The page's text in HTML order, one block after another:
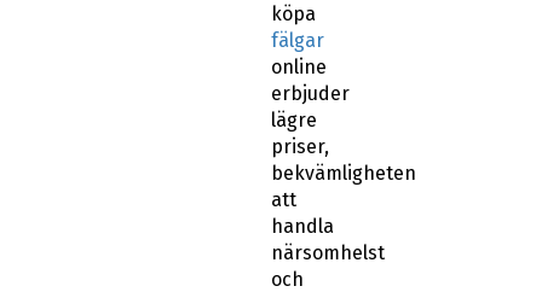
köpa
fälgar
online
erbjuder
lägre
priser,
bekvämligheten
att
handla
närsomhelst
och